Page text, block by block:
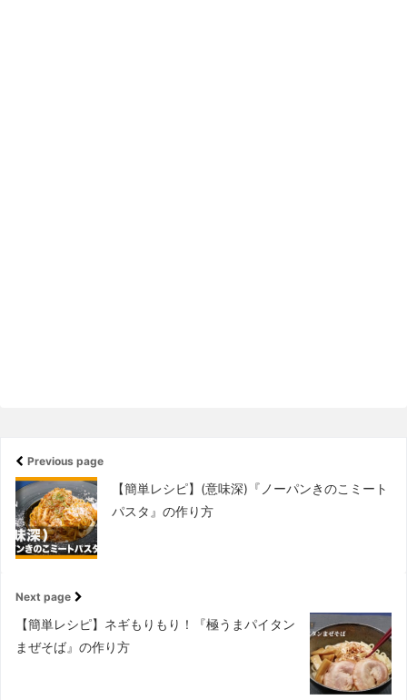
Previous page
【簡単レシピ】(意味深)『ノーパンきのこミート
パスタ』の作り方
Next page
【簡単レシピ】ネギもりもり！『極うまパイタン
まぜそば』の作り方